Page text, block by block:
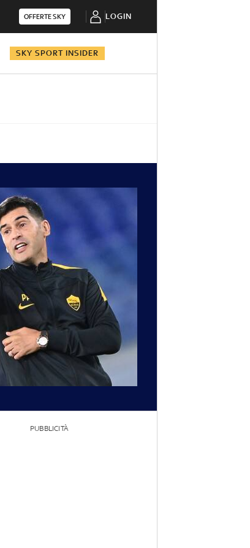
OFFERTE SKY LOGIN
SKY SPORT INSIDER
PUBBLICITÀ